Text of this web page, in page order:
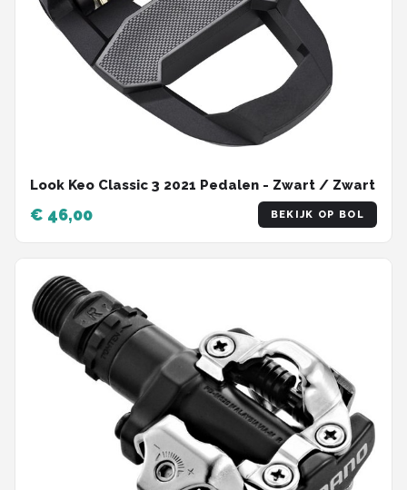
Look Keo Classic 3 2021 Pedalen - Zwart / Zwart
€ 46,00 BEKIJK OP BOL